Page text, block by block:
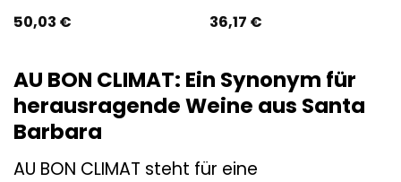
50,03 €
36,17 €
AU BON CLIMAT: Ein Synonym für
herausragende Weine aus Santa
Barbara
AU BON CLIMAT steht für eine